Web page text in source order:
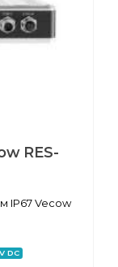
RES-
IP67 Vecow
DC